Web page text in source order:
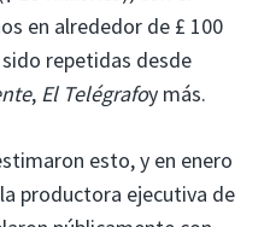
en alrededor de £ 100
repetidas desde
, El Telégrafoy más.
esto, y en enero
productora ejecutiva de